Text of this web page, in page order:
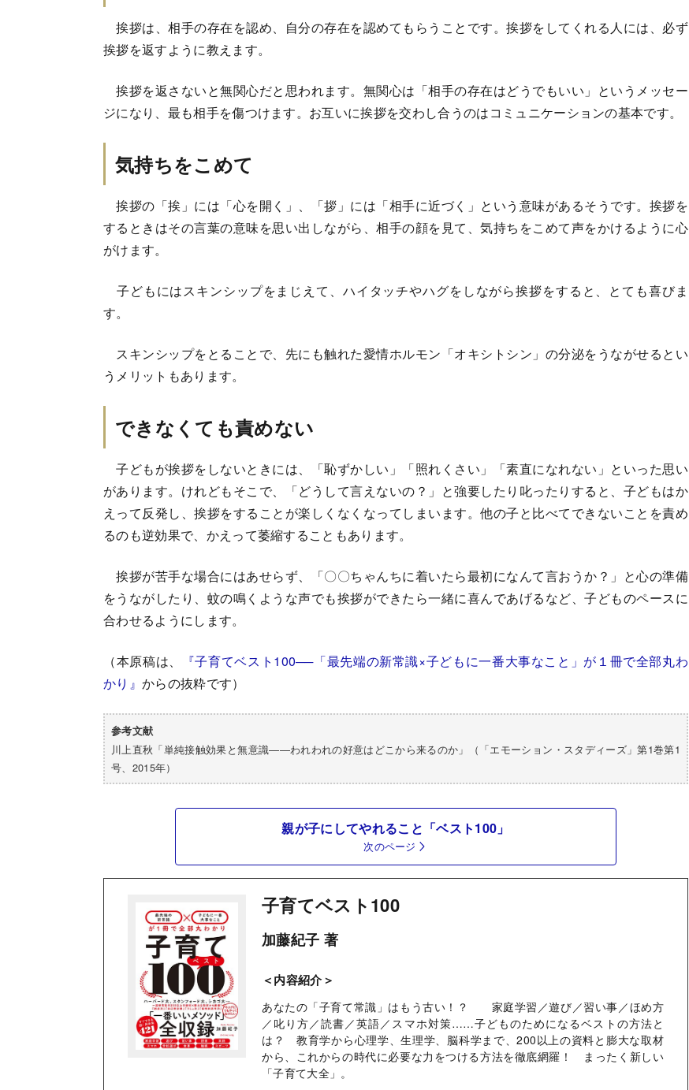
挨拶は、相手の存在を認め、自分の存在を認めてもらうことです。挨拶をしてくれる人には、必ず
挨拶を返すように教えます。
挨拶を返さないと無関心だと思われます。無関心は「相手の存在はどうでもいい」というメッセー
ジになり、最も相手を傷つけます。お互いに挨拶を交わし合うのはコミュニケーションの基本です。
気持ちをこめて
挨拶の「挨」には「心を開く」、「拶」には「相手に近づく」という意味があるそうです。挨拶を
するときはその言葉の意味を思い出しながら、相手の顔を見て、気持ちをこめて声をかけるように心
がけます。
子どもにはスキンシップをまじえて、ハイタッチやハグをしながら挨拶をすると、とても喜びま
す。
スキンシップをとることで、先にも触れた愛情ホルモン「オキシトシン」の分泌をうながせるとい
うメリットもあります。
できなくても責めない
子どもが挨拶をしないときには、「恥ずかしい」「照れくさい」「素直になれない」といった思い
があります。けれどもそこで、「どうして言えないの？」と強要したり叱ったりすると、子どもはか
えって反発し、挨拶をすることが楽しくなくなってしまいます。他の子と比べてできないことを責め
るのも逆効果で、かえって萎縮することもあります。
挨拶が苦手な場合にはあせらず、「〇〇ちゃんちに着いたら最初になんて言おうか？」と心の準備
をうながしたり、蚊の鳴くような声でも挨拶ができたら一緒に喜んであげるなど、子どものペースに
合わせるようにします。
（本原稿は、
『子育てベスト100──「最先端の新常識×子どもに一番大事なこと」が１冊で全部丸わ
かり』 からの抜粋です）
参考文献
川上直秋「単純接触効果と無意識――われわれの好意はどこから来るのか」（「エモーション・スタディーズ」第1巻第1
号、2015年）
親が子にしてやれること「ベスト100」
次のページ
子育てベスト100
加藤紀子 著
＜内容紹介＞
あなたの「子育て常識」はもう古い！？ 家庭学習／遊び／習い事／ほめ方
／叱り方／読書／英語／スマホ対策……子どものためになるベストの方法と
は？ 教育学から心理学、生理学、脳科学まで、200以上の資料と膨大な取材
から、これからの時代に必要な力をつける方法を徹底網羅！ まったく新しい
「子育て大全」。